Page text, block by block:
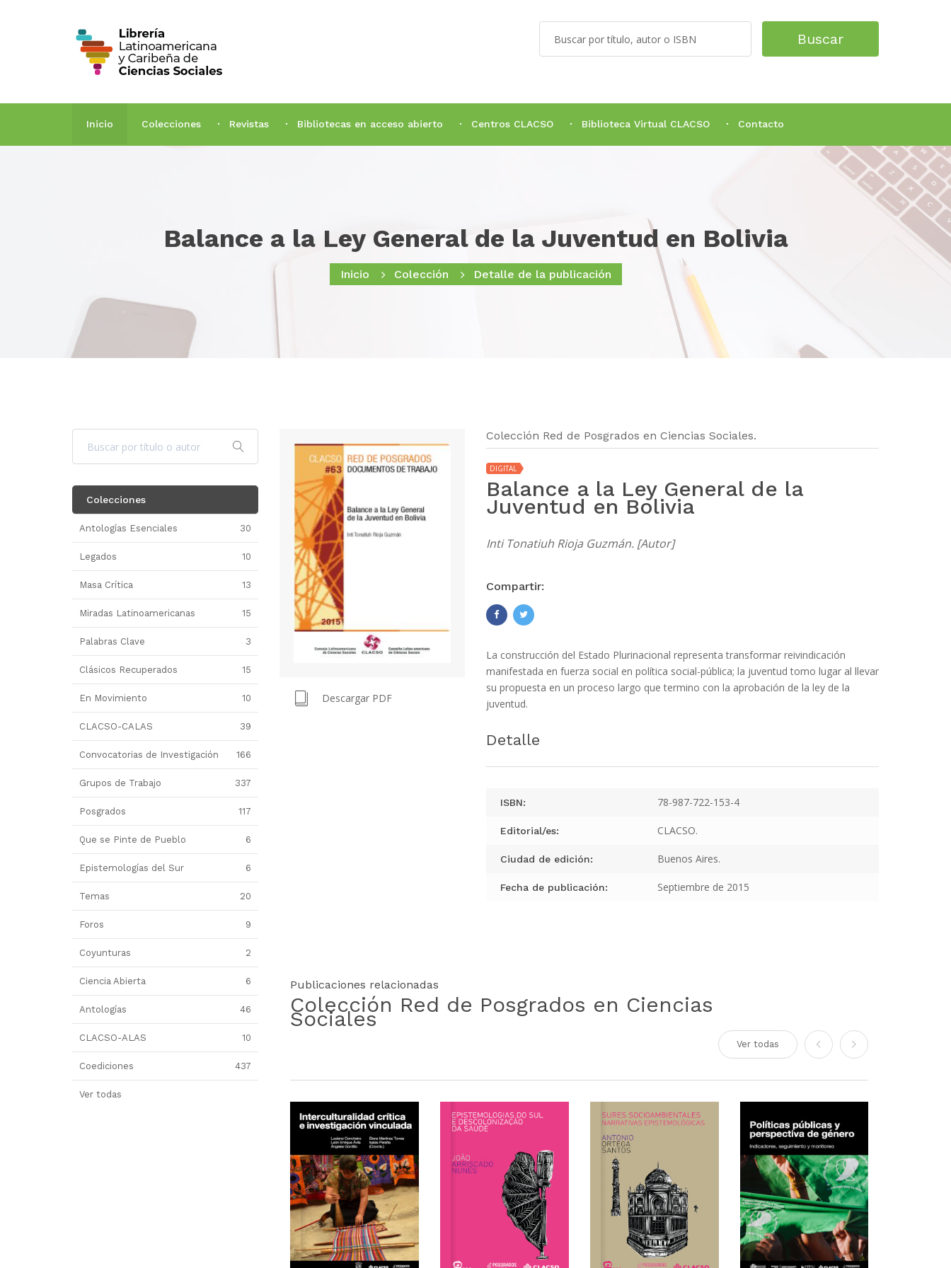
Buscar
Inicio Colecciones Revistas Bibliotecas en acceso abierto Centros CLACSO Biblioteca Virtual CLACSO Contacto
Balance a la Ley General de la Juventud en Bolivia
Inicio Colección Detalle de la publicación
Descargar PDF
Colección Red de Posgrados en Ciencias Sociales.
DIGITAL
Balance a la Ley General de la
Juventud en Bolivia
Inti Tonatiuh Rioja Guzmán. [Autor]
Compartir:
La construcción del Estado Plurinacional representa transformar reivindicación
manifestada en fuerza social en política social-pública; la juventud tomo lugar al llevar
su propuesta en un proceso largo que termino con la aprobación de la ley de la
juventud.
Detalle
ISBN: 78-987-722-153-4
Editorial/es: CLACSO.
Ciudad de edición: Buenos Aires.
Fecha de publicación: Septiembre de 2015
Publicaciones relacionadas
Colección Red de Posgrados en Ciencias
Sociales
Ver todas
Colecciones
Antologías Esenciales 30
Legados 10
Masa Crítica 13
Miradas Latinoamericanas 15
Palabras Clave 3
Clásicos Recuperados 15
En Movimiento 10
CLACSO-CALAS 39
Convocatorias de Investigación 166
Grupos de Trabajo 337
Posgrados 117
Que se Pinte de Pueblo 6
Epistemologías del Sur 6
Temas 20
Foros 9
Coyunturas 2
Ciencia Abierta 6
Antologías 46
CLACSO-ALAS 10
Coediciones 437
Ver todas